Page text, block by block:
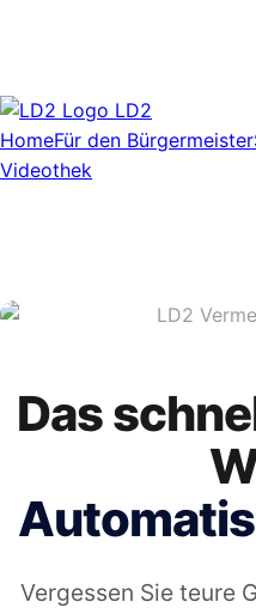
LD2
HomeFür den Bürgermeister
Videothek
Das
Vergessen Sie teure